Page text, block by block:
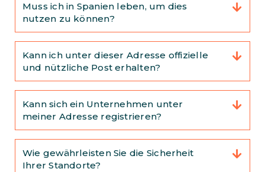
Muss ich in Spanien leben, um dies
nutzen zu können?
Kann ich unter dieser Adresse offizielle
und nützliche Post erhalten?
Kann sich ein Unternehmen unter
meiner Adresse registrieren?
Wie gewährleisten Sie die Sicherheit
Ihrer Standorte?